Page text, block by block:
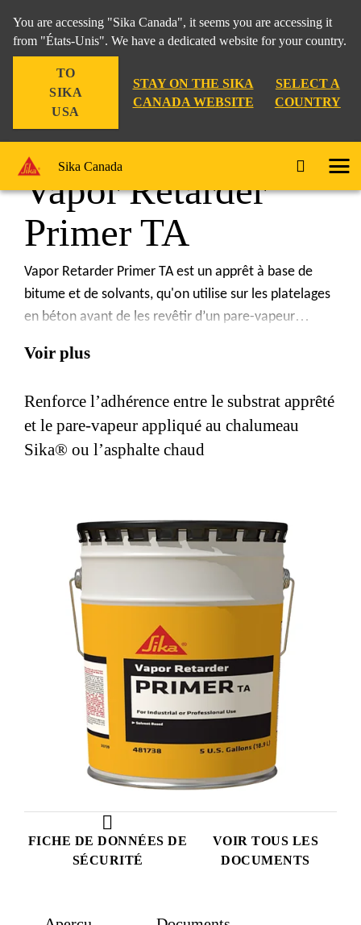
You are accessing "Sika Canada", it seems you are accessing it
from "États-Unis". We have a dedicated website for your country.
TO
SIKA
USA
STAY ON THE SIKA
CANADA WEBSITE
SELECT A
COUNTRY
Sika Canada
Construction Vapor Retarder Primer TA
FICHE DE DONNÉES DE
SÉCURITÉ
VOIR TOUS LES
DOCUMENTS
Vapor Retarder
Primer TA
Vapor Retarder Primer TA est un apprêt à base de
bitume et de solvants, qu'on utilise sur les platelages
en béton avant de les revêtir d’un pare-vapeur
des pare-vapeurs appliqués au chalumeau Sika® à la
adéquatement.
Voir plus
Renforce l’adhérence entre le substrat apprêté
et le pare-vapeur appliqué au chalumeau
Sika® ou l’asphalte chaud